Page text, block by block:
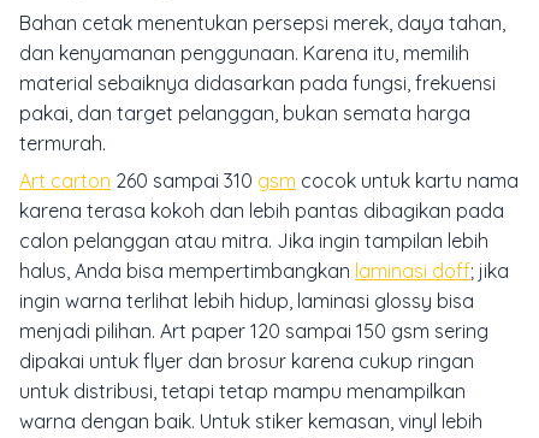
Bahan cetak menentukan persepsi merek, daya tahan,
dan kenyamanan penggunaan. Karena itu, memilih
material sebaiknya didasarkan pada fungsi, frekuensi
pakai, dan target pelanggan, bukan semata harga
termurah.
Art carton 260 sampai 310 gsm cocok untuk kartu nama
karena terasa kokoh dan lebih pantas dibagikan pada
calon pelanggan atau mitra. Jika ingin tampilan lebih
halus, Anda bisa mempertimbangkan laminasi doff; jika
ingin warna terlihat lebih hidup, laminasi glossy bisa
menjadi pilihan. Art paper 120 sampai 150 gsm sering
dipakai untuk flyer dan brosur karena cukup ringan
untuk distribusi, tetapi tetap mampu menampilkan
warna dengan baik. Untuk stiker kemasan, vinyl lebih